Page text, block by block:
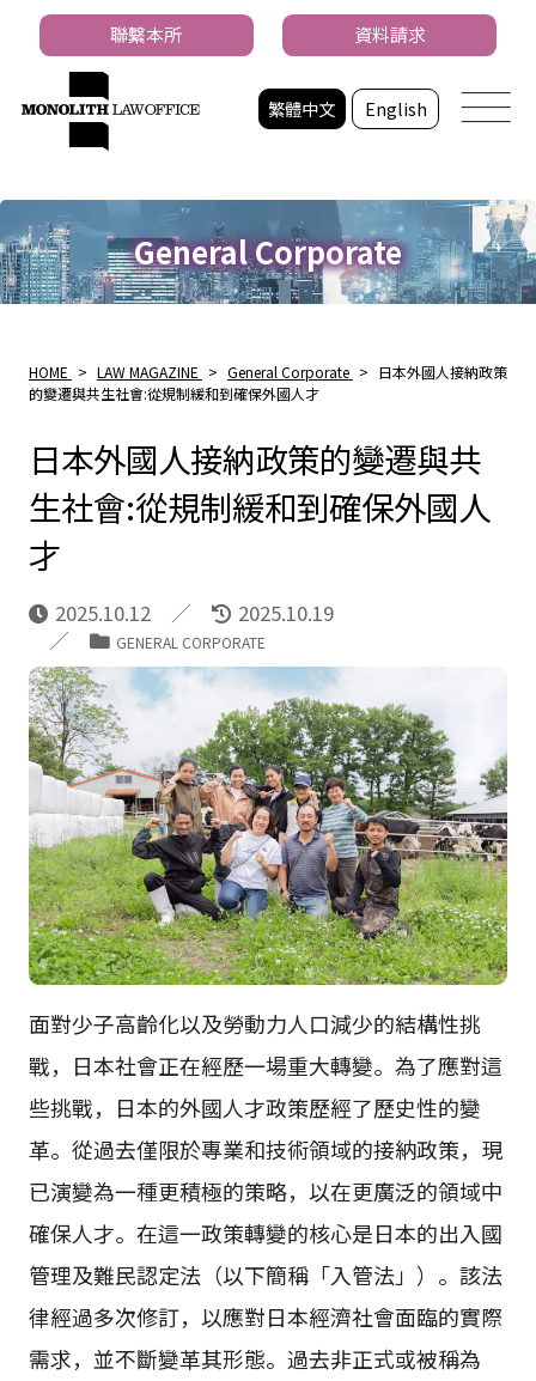
繁體中文 English
聯繫本所 資料請求
General Corporate
HOME > LAW MAGAZINE > General Corporate > 日本外國人接納政策
的變遷與共生社會:從規制緩和到確保外國人才
日本外國人接納政策的變遷與共
生社會:從規制緩和到確保外國人
才
2025.10.12 2025.10.19
GENERAL CORPORATE
面對少子高齡化以及勞動力人口減少的結構性挑
戰，日本社會正在經歷一場重大轉變。為了應對這
些挑戰，日本的外國人才政策歷經了歷史性的變
革。從過去僅限於專業和技術領域的接納政策，現
已演變為一種更積極的策略，以在更廣泛的領域中
確保人才。在這一政策轉變的核心是日本的出入國
管理及難民認定法（以下簡稱「入管法」）。該法
律經過多次修訂，以應對日本經濟社會面臨的實際
需求，並不斷變革其形態。過去非正式或被稱為